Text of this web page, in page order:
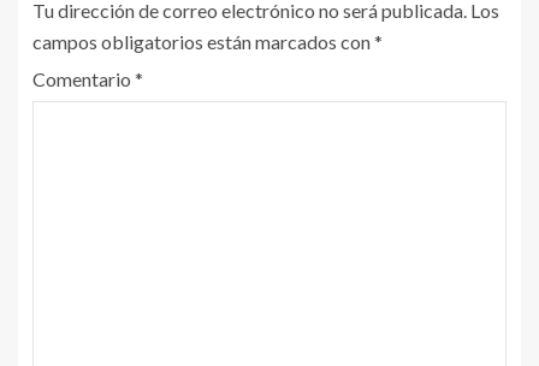
Tu dirección de correo electrónico no será publicada. Los
campos obligatorios están marcados con*
Comentario *